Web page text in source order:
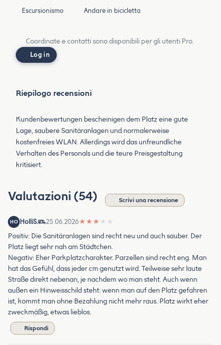
Escursionismo
Andare in bicicletta
Coordinate e contatti sono disponibili per gli utenti Pro.
Log in
Riepilogo recensioni
Kundenbewertungen bescheinigen dem Platz eine gute
Lage, saubere Sanitäranlagen und normalerweise
kostenfreies WLAN. Allerdings wird das unfreundliche
Verhalten des Personals und die teure Preisgestaltung
kritisiert.
Valutazioni (54) Scrivi una recensione
HO HolliS. 25.06.2026★ ★ ★ ★ ★
Positiv: Die Sanitäranlagen sind recht neu und auch sauber. Der
Platz liegt sehr nah am Städtchen.
Negativ: Eher Parkplatzcharakter. Parzellen sind recht eng. Man
hat das Gefühl, dass jeder cm genutzt wird. Teilweise sehr laute
Straße direkt nebenan, je nachdem wo man steht. Auch wenn
außen ein Hinweisschild steht: wenn man auf den Platz gefahren
ist, kommt man ohne Bezahlung nicht mehr raus. Platz wirkt eher
zweckmäßig, etwas lieblos.
Rispondi